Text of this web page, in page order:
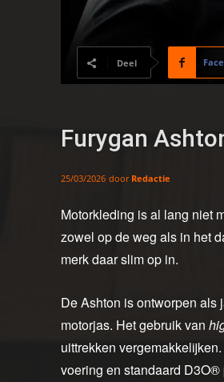
Deel
Furygan
25/03/2026 door Redactie
Motorkleding is al lang niet
zowel op de weg als in het
merk daar slim op in.
De Ashton is ontworpen als
motorjas. Het gebruik van
uittrekken
voering en standaard